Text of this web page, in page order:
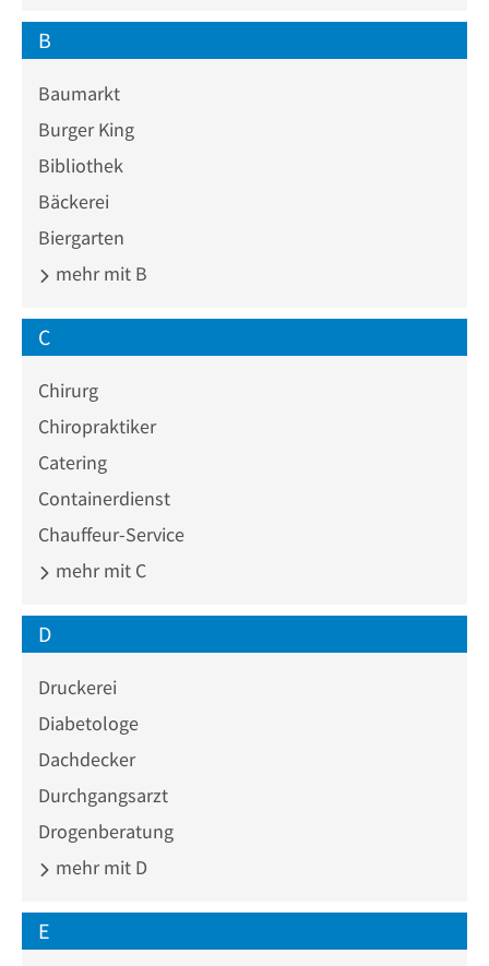
B
Baumarkt
Burger King
Bibliothek
Bäckerei
Biergarten
mehr mit B
C
Chirurg
Chiropraktiker
Catering
Containerdienst
Chauffeur-Service
mehr mit C
D
Druckerei
Diabetologe
Dachdecker
Durchgangsarzt
Drogenberatung
mehr mit D
E